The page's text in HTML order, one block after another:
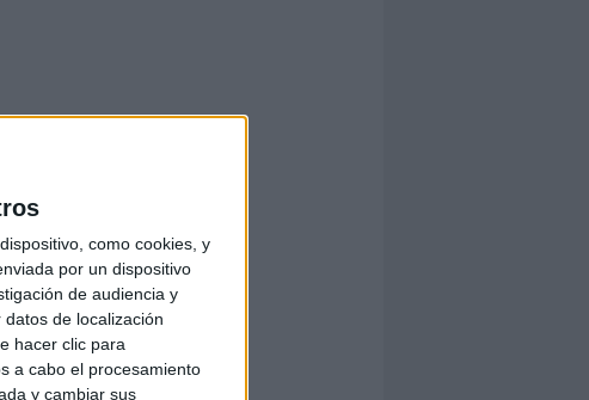
como cookies, y
por un dispositivo
de audiencia y
de localización
hacer clic para
a cabo el procesamiento
y cambiar sus